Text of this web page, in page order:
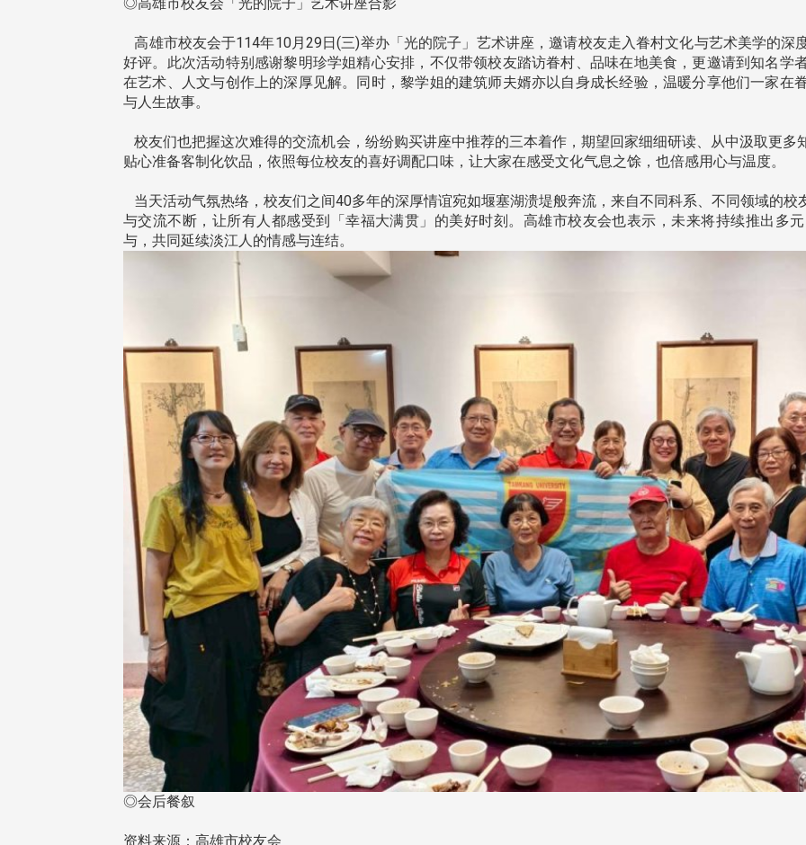
高雄市校友会于114年10月29日(三)举办「光的院子」艺术讲座，邀请校友走入眷村文化与艺术美学的深
好评。此次活动特别感谢黎明珍学姐精心安排，不仅带领校友踏访眷村、品味在地美食，更邀请到知名学
在艺术、人文与创作上的深厚见解。同时，黎学姐的建筑师夫婿亦以自身成长经验，温暖分享他们一家在
与人生故事。
校友们也把握这次难得的交流机会，纷纷购买讲座中推荐的三本着作，期望回家细细研读、从中汲取更
贴心准备客制化饮品，依照每位校友的喜好调配口味，让大家在感受文化气息之馀，也倍感用心与温度。
当天活动气氛热络，校友们之间40多年的深厚情谊宛如堰塞湖溃堤般奔流，来自不同科系、不同领域的
与交流不断，让所有人都感受到「幸福大满贯」的美好时刻。高雄市校友会也表示，未来将持续推出多
与，共同延续淡江人的情感与连结。
◎会后餐叙
资料来源：高雄市校友会